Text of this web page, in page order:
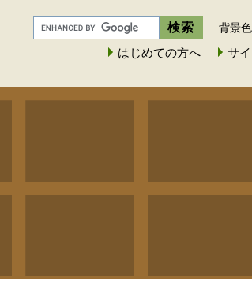
背景色
はじめての方へ サ